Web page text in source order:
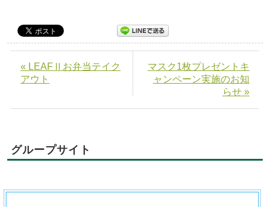
« LEAFⅡお弁当テイク
アウト
マスク1枚プレゼントキ
ャンペーン実施のお知
らせ »
グループサイト